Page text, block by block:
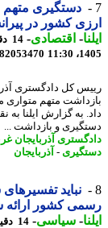
دستگیری متهم
کشور در
-اقتصادی-
82053470
کل دادگستری
متهم متواری مخل
به گزارش ایلنا به نقل
و بازداشت ...
آذربایجان غربی-
- آذربایجان
نباید تفسیرهای
کشور ارائه شود
-سیاسی-